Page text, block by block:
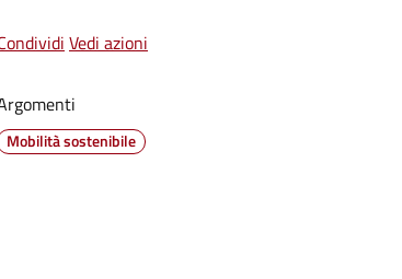
Vedi azioni
Mobilità sostenibile